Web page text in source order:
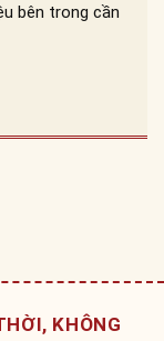
bên trong cần
KHÔNG